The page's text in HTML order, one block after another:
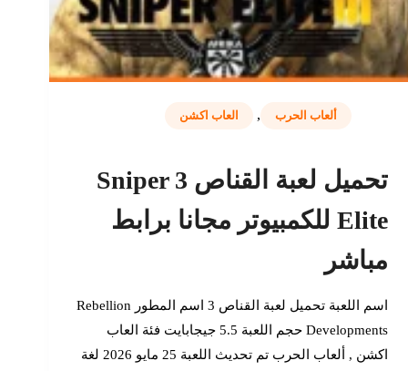
ألعاب الحرب , العاب اكشن
تحميل لعبة القناص 3 Sniper
Elite للكمبيوتر مجانا برابط
مباشر
اسم اللعبة تحميل لعبة القناص 3 اسم المطور Rebellion
Developments حجم اللعبة 5.5 جيجابايت فئة العاب
اكشن , ألعاب الحرب تم تحديث اللعبة 25 مايو 2026 لغة